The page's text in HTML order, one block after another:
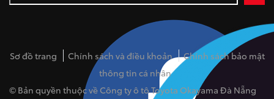
Sơ đồ trang Chính sách và điều khoản
Chính sách bảo mật
thông tin cá nhân
© Bản quyền thuộc về Công ty ô tô Toyota Okayama Đà Nẵng